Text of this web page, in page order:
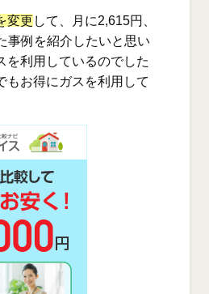
変更 して、月に2,615円、
事例を紹介したいと思い
を利用しているのでした
もお得にガスを利用して